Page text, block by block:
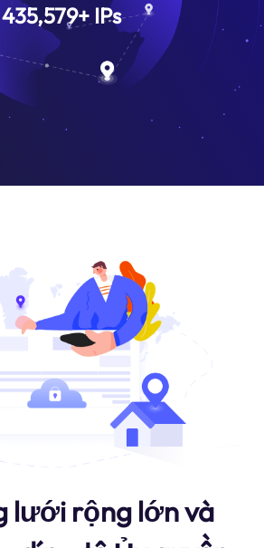
435,579+ IPs
lưới rộng lớn và